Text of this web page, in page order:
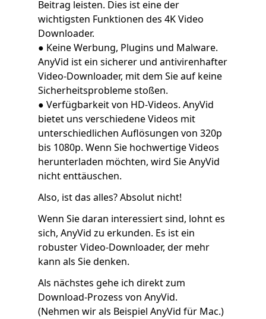
Beitrag leisten. Dies ist eine der
wichtigsten Funktionen des 4K Video
Downloader.
● Keine Werbung, Plugins und Malware.
AnyVid ist ein sicherer und antivirenhafter
Video-Downloader, mit dem Sie auf keine
Sicherheitsprobleme stoßen.
● Verfügbarkeit von HD-Videos. AnyVid
bietet uns verschiedene Videos mit
unterschiedlichen Auflösungen von 320p
bis 1080p. Wenn Sie hochwertige Videos
herunterladen möchten, wird Sie AnyVid
nicht enttäuschen.
Also, ist das alles? Absolut nicht!
Wenn Sie daran interessiert sind, lohnt es
sich, AnyVid zu erkunden. Es ist ein
robuster Video-Downloader, der mehr
kann als Sie denken.
Als nächstes gehe ich direkt zum
Download-Prozess von AnyVid.
(Nehmen wir als Beispiel AnyVid für Mac.)